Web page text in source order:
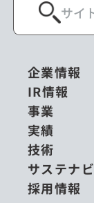
企業情報
IR情報
事業
実績
技術
サステナ
採用情報